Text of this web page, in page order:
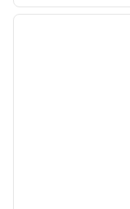
1 av 12